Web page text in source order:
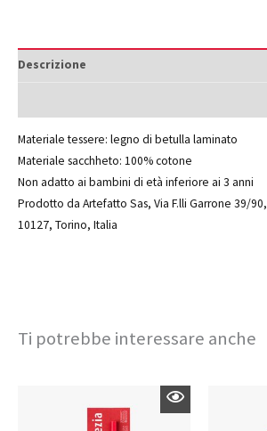
Descrizione
Materiale tessere: legno di betulla laminato
Materiale sacchheto: 100% cotone
Non adatto ai bambini di età inferiore ai 3 anni
Prodotto da Artefatto Sas, Via F.lli Garrone 39/90,
10127, Torino, Italia
Ti potrebbe interessare anche